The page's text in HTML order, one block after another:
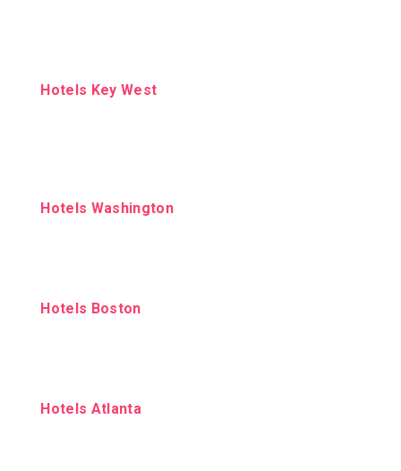
Hotels Key West
Hotels Washington
Hotels Boston
Hotels Atlanta